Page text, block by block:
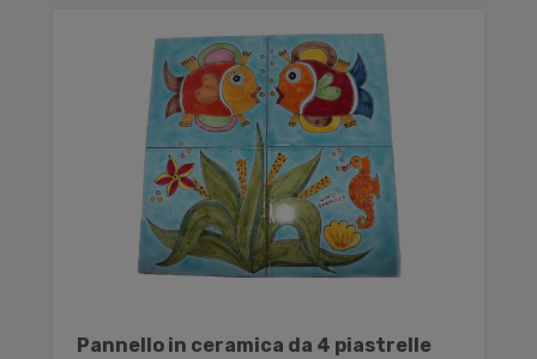
Pannello in ceramica da 4 piastrelle